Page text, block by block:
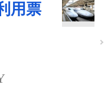
用票